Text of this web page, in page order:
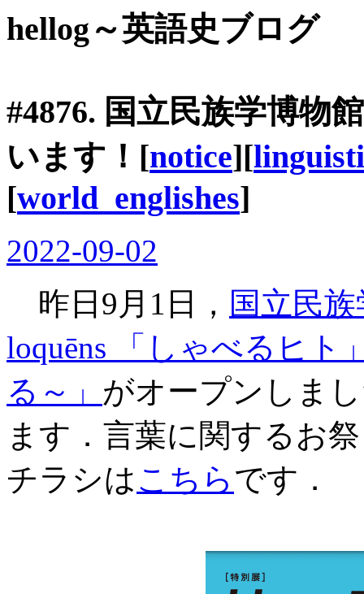
hellog～英語史ブログ
#4876. 国立民族学博物
います！[notice][
[world_englishes]
2022-09-02
昨日9月1日， 国立民
loquēns 「しゃべるヒト
る～」 がオープンしま
ます．言葉に関するお
チラシはこちら です．